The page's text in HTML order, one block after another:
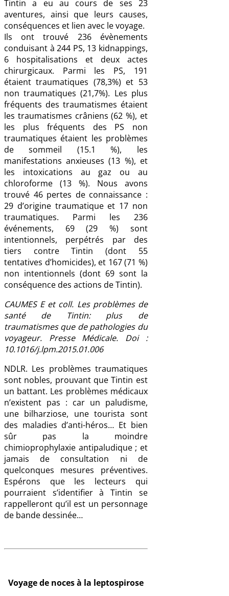
Tintin a eu au cours de ses 23
aventures, ainsi que leurs causes,
conséquences et lien avec le voyage.
Ils ont trouvé 236 évènements
conduisant à 244 PS, 13 kidnappings,
6 hospitalisations et deux actes
chirurgicaux. Parmi les PS, 191
étaient traumatiques (78,3%) et 53
non traumatiques (21,7%). Les plus
fréquents des traumatismes étaient
les traumatismes crâniens (62 %), et
les plus fréquents des PS non
traumatiques étaient les problèmes
de sommeil (15.1 %), les
manifestations anxieuses (13 %), et
les intoxications au gaz ou au
chloroforme (13 %). Nous avons
trouvé 46 pertes de connaissance :
29 d’origine traumatique et 17 non
traumatiques. Parmi les 236
événements, 69 (29 %) sont
intentionnels, perpétrés par des
tiers contre Tintin (dont 55
tentatives d’homicides), et 167 (71 %)
non intentionnels (dont 69 sont la
conséquence des actions de Tintin).
CAUMES E et coll. Les problèmes de
santé de Tintin: plus de
traumatismes que de pathologies du
voyageur. Presse Médicale. Doi :
10.1016/j.lpm.2015.01.006
NDLR. Les problèmes traumatiques
sont nobles, prouvant que Tintin est
un battant. Les problèmes médicaux
n’existent pas : car un paludisme,
une bilharziose, une tourista sont
des maladies d’anti-héros… Et bien
sûr pas la moindre
chimioprophylaxie antipaludique ; et
jamais de consultation ni de
quelconques mesures préventives.
Espérons que les lecteurs qui
pourraient s’identifier à Tintin se
rappelleront qu’il est un personnage
de bande dessinée…
Voyage de noces à la leptospirose